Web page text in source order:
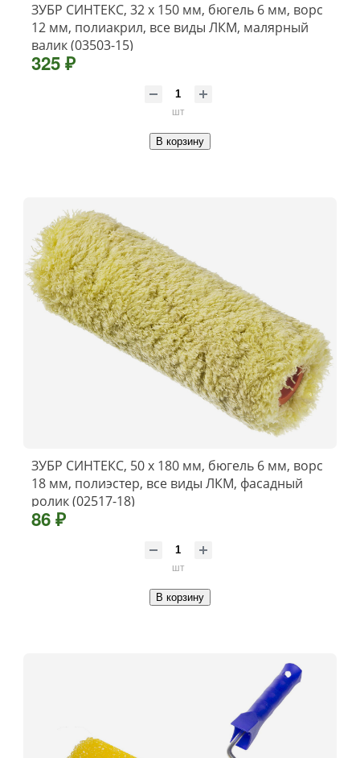
ЗУБР СИНТЕКС, 32 х 150 мм, бюгель 6 мм, ворс
12 мм, полиакрил, все виды ЛКМ, малярный
валик (03503-15)
325 ₽
шт
В корзину
ЗУБР СИНТЕКС, 50 х 180 мм, бюгель 6 мм, ворс
18 мм, полиэстер, все виды ЛКМ, фасадный
ролик (02517-18)
86 ₽
шт
В корзину